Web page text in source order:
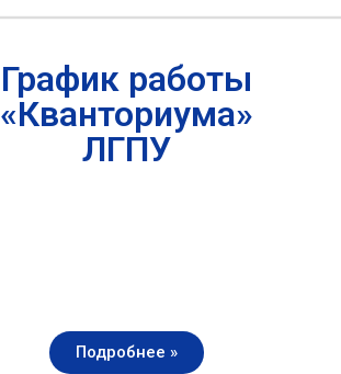
График работы
«Кванториума»
ЛГПУ
Подробнее »